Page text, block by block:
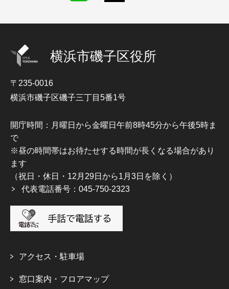
横浜市磯子区役所
〒235-0016
横浜市磯子区磯子三丁目5番1号
開庁時間：月曜日から金曜日午前8時45分から午後5時ま
で
※昼の時間帯はお待たせする時間が長くなる場合があり
ます
（祝日・休日・12月29日から1月3日を除く）
代表電話番号：045-750-2323
アクセス・駐車場
窓口案内・フロアマップ